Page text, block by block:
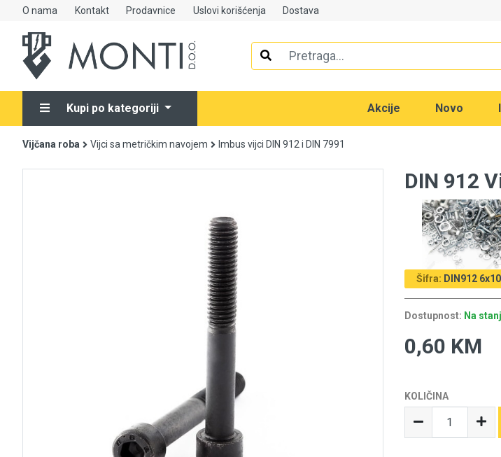
O nama Kontakt Prodavnice Uslovi korišćenja Dostava
Kupi po kategoriji Akcije Novo
Alati
Elektrooprema
Grijanje i klimatizacija
Mjerno-regulaciona oprema
Vijčana roba Vijci sa metričkim navojem Imbus vijci DIN 912 i DIN 7991
DIN 912
Šifra: DIN912
Dostupnost: Na
0,60 KM
KOLIČINA